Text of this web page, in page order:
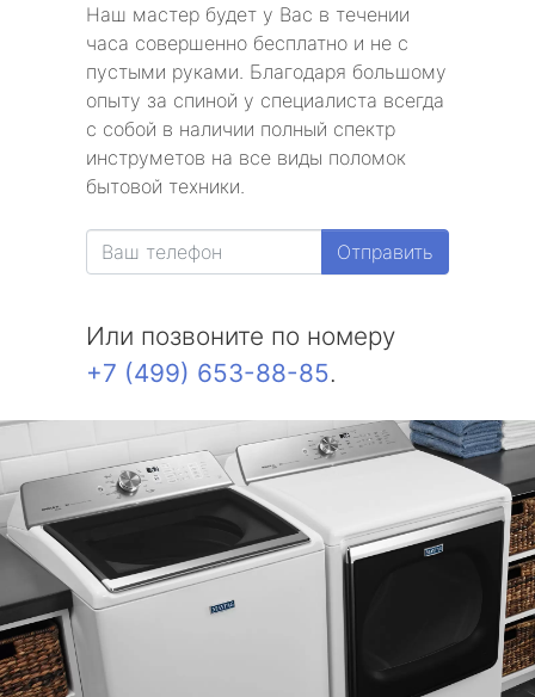
Наш мастер будет у Вас в течении
часа совершенно бесплатно и не с
пустыми руками. Благодаря большому
опыту за спиной у специалиста всегда
с собой в наличии полный спектр
инструметов на все виды поломок
бытовой техники.
Отправить
Или позвоните по номеру
+7 (499) 653-88-85.